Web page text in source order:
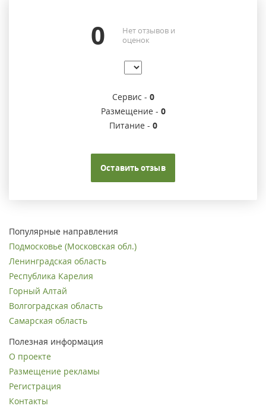
0
Нет отзывов и
оценок
Сервис - 0
Размещение - 0
Питание - 0
Оставить отзыв
Популярные направления
Подмосковье (Московская обл.)
Ленинградская область
Республика Карелия
Горный Алтай
Волгоградская область
Самарская область
Полезная информация
О проекте
Размещение рекламы
Регистрация
Контакты